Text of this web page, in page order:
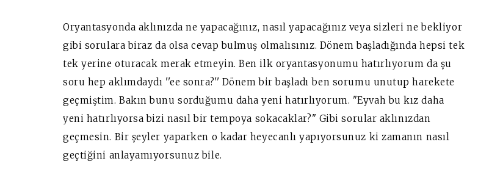
Oryantasyonda aklınızda ne yapacağınız, nasıl yapacağınız veya sizleri ne bekliyor
gibi sorulara biraz da olsa cevap bulmuş olmalısınız. Dönem başladığında hepsi tek
tek yerine oturacak merak etmeyin. Ben ilk oryantasyonumu hatırlıyorum da şu
soru hep aklımdaydı ''ee sonra?'' Dönem bir başladı ben sorumu unutup harekete
geçmiştim. Bakın bunu sorduğumu daha yeni hatırlıyorum. "Eyvah bu kız daha
yeni hatırlıyorsa bizi nasıl bir tempoya sokacaklar?" Gibi sorular aklınızdan
geçmesin. Bir şeyler yaparken o kadar heyecanlı yapıyorsunuz ki zamanın nasıl
geçtiğini anlayamıyorsunuz bile.